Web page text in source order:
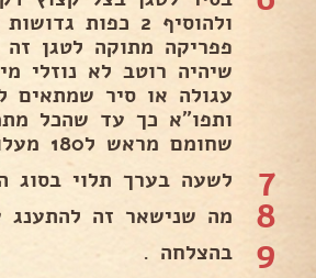
ולהוסיף 2
פפריקה מתוקה לטגן
עגולה או סיר שמתאים
ותפו״א כך עד שהכל
שחומם מראש ל180 מעלות.
7 לשעה בערך תלוי בסוג
8 מה שנישאר זה
9 בהצלחה .